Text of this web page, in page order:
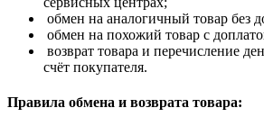
обмен на аналогичный товар без
обмен на похожий товар с
возврат товара и перечисление
счёт покупателя.
Правила обмена и возврата товара: